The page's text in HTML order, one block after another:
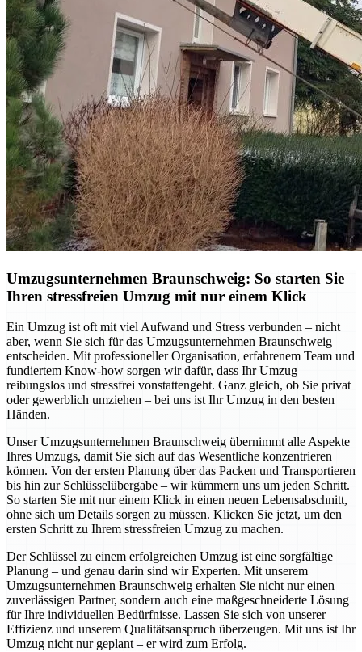
Umzugsunternehmen Braunschweig: So starten Sie
Ihren stressfreien Umzug mit nur einem Klick
Ein Umzug ist oft mit viel Aufwand und Stress verbunden – nicht
aber, wenn Sie sich für das Umzugsunternehmen Braunschweig
entscheiden. Mit professioneller Organisation, erfahrenem Team und
fundiertem Know-how sorgen wir dafür, dass Ihr Umzug
reibungslos und stressfrei vonstattengeht. Ganz gleich, ob Sie privat
oder gewerblich umziehen – bei uns ist Ihr Umzug in den besten
Händen.
Unser Umzugsunternehmen Braunschweig übernimmt alle Aspekte
Ihres Umzugs, damit Sie sich auf das Wesentliche konzentrieren
können. Von der ersten Planung über das Packen und Transportieren
bis hin zur Schlüsselübergabe – wir kümmern uns um jeden Schritt.
So starten Sie mit nur einem Klick in einen neuen Lebensabschnitt,
ohne sich um Details sorgen zu müssen. Klicken Sie jetzt, um den
ersten Schritt zu Ihrem stressfreien Umzug zu machen.
Der Schlüssel zu einem erfolgreichen Umzug ist eine sorgfältige
Planung – und genau darin sind wir Experten. Mit unserem
Umzugsunternehmen Braunschweig erhalten Sie nicht nur einen
zuverlässigen Partner, sondern auch eine maßgeschneiderte Lösung
für Ihre individuellen Bedürfnisse. Lassen Sie sich von unserer
Effizienz und unserem Qualitätsanspruch überzeugen. Mit uns ist Ihr
Umzug nicht nur geplant – er wird zum Erfolg.